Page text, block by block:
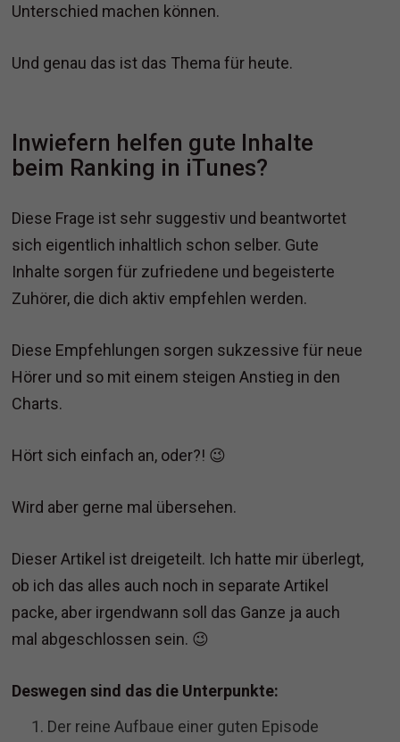
Unterschied machen können.
Und genau das ist das Thema für heute.
Inwiefern helfen gute Inhalte
beim Ranking in iTunes?
Diese Frage ist sehr suggestiv und beantwortet
sich eigentlich inhaltlich schon selber. Gute
Inhalte sorgen für zufriedene und begeisterte
Zuhörer, die dich aktiv empfehlen werden.
Diese Empfehlungen sorgen sukzessive für neue
Hörer und so mit einem steigen Anstieg in den
Charts.
Hört sich einfach an, oder?! 😉
Wird aber gerne mal übersehen.
Dieser Artikel ist dreigeteilt. Ich hatte mir überlegt,
ob ich das alles auch noch in separate Artikel
packe, aber irgendwann soll das Ganze ja auch
mal abgeschlossen sein. 😉
Deswegen sind das die Unterpunkte:
Der reine Aufbaue einer guten Episode